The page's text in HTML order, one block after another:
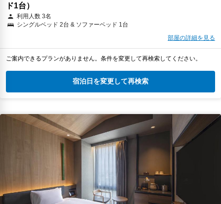
ド1台）
利用人数 3名
シングルベッド 2台 & ソファーベッド 1台
部屋の詳細を見る
ご案内できるプランがありません。条件を変更して再検索してください。
宿泊日を変更して再検索